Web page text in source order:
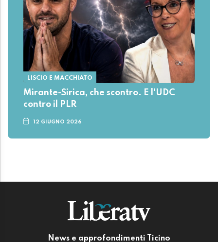
LISCIO E MACCHIATO
Mirante-Sirica, che scontro. E l'UDC
contro il PLR
12 GIUGNO 2026
News e approfondimenti Ticino